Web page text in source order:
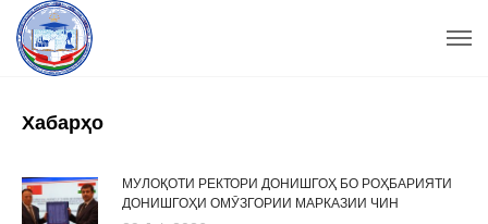
Хабарҳо
МУЛОҚОТИ РЕКТОРИ ДОНИШГОҲ БО РОҲБАРИЯТИ
ДОНИШГОҲИ ОМӮЗГОРИИ МАРКАЗИИ ЧИН